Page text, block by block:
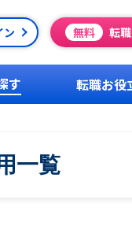
ン 無料 転
す 転職お役
一覧